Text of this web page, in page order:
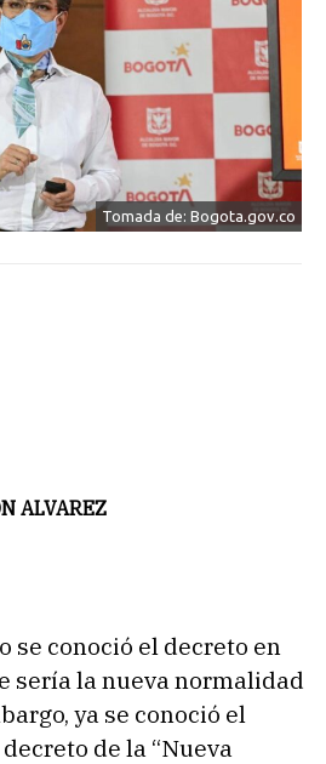
Tomada de: Bogota.gov.co
ALVAREZ
se conoció el decreto en
sería la nueva normalidad
ya se conoció el
de la “Nueva